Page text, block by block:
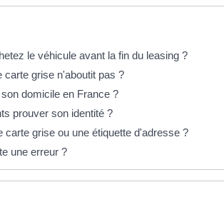
le véhicule avant la fin du leasing ?
grise n'aboutit pas ?
domicile en France ?
prouver son identité ?
carte grise ou une étiquette d'adresse ?
une erreur ?